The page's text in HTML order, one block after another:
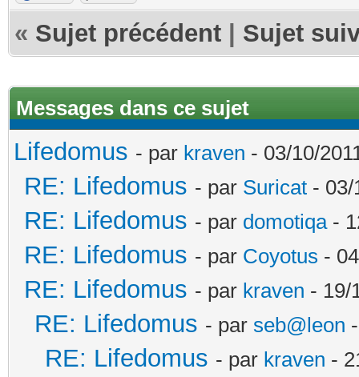
« Sujet précédent Sujet
Messages dans ce sujet
Lifedomus - par kraven - 03/10/
RE: Lifedomus - par Suricat - 03/
RE: Lifedomus - par domotiqa-
RE: Lifedomus - par Coyotus -
RE: Lifedomus - par kraven - 19/
RE: Lifedomus - par seb@leon
RE: Lifedomus - par kraven -